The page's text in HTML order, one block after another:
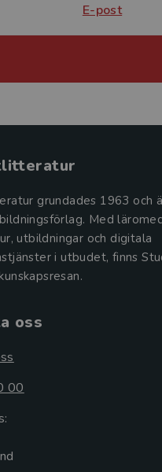
E-post
grundades 1963 och
Med
utbildningar och digitala
i utbudet, finns
oss
00